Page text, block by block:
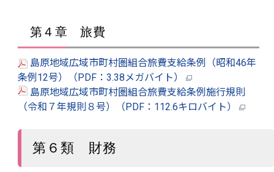
第４章 旅費
島原地域広域市町村圏組合旅費支給条例（昭和46年
条例12号）（PDF：3.38メガバイト）
島原地域広域市町村圏組合旅費支給条例施行規則
（令和７年規則８号）（PDF：112.6キロバイト）
第６類 財務